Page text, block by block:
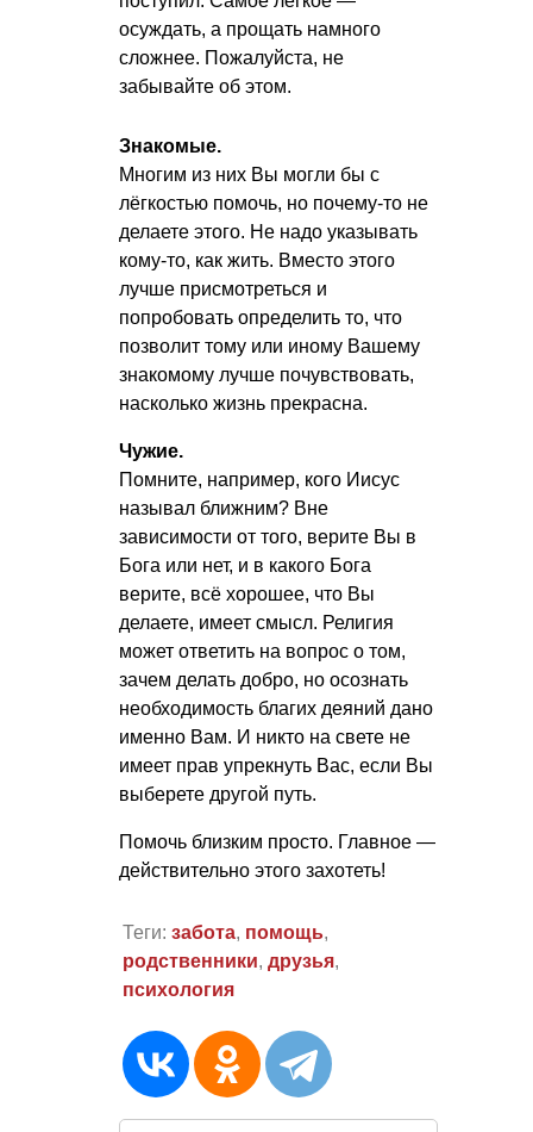
осуждать, а прощать намного
сложнее. Пожалуйста, не
забывайте об этом.
Знакомые.
Многим из них Вы могли бы с
лёгкостью помочь, но почему-то не
делаете этого. Не надо указывать
кому-то, как жить. Вместо этого
лучше присмотреться и
попробовать определить то, что
позволит тому или иному Вашему
знакомому лучше почувствовать,
насколько жизнь прекрасна.
Чужие.
Помните, например, кого Иисус
называл ближним? Вне
зависимости от того, верите Вы в
Бога или нет, и в какого Бога
верите, всё хорошее, что Вы
делаете, имеет смысл. Религия
может ответить на вопрос о том,
зачем делать добро, но осознать
необходимость благих деяний дано
именно Вам. И никто на свете не
имеет прав упрекнуть Вас, если Вы
выберете другой путь.
Помочь близким просто. Главное —
действительно этого захотеть!
Теги: забота, помощь,
родственники, друзья,
психология